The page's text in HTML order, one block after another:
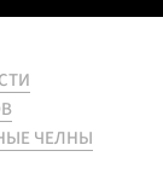
ЧЕЛНЫ